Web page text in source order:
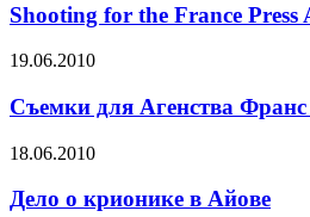
Shooting for the France Press
19.06.2010
Съемки для Агенства Франс
18.06.2010
Дело о крионике в Айове